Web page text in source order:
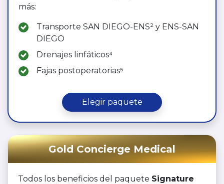
más:
Transporte SAN DIEGO-ENS² y ENS-SAN
DIEGO
Drenajes linfáticos⁴
Fajas postoperatorias⁵
Elegir paquete
Gold Concierge Medical
Todos los beneficios del paquete Signature